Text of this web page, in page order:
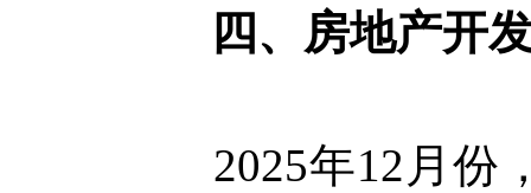
四、房地产开发
2025年12 月份